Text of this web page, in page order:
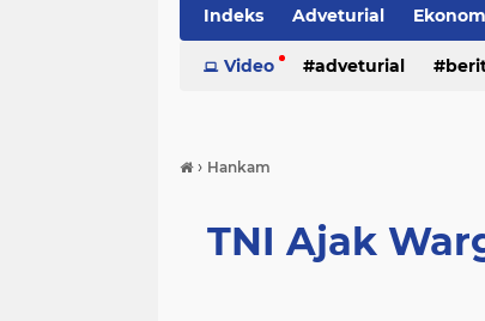
Indeks Adveturial
Olah Raga Pemerintahan
Video adveturial
› Hankam
TNI Ajak